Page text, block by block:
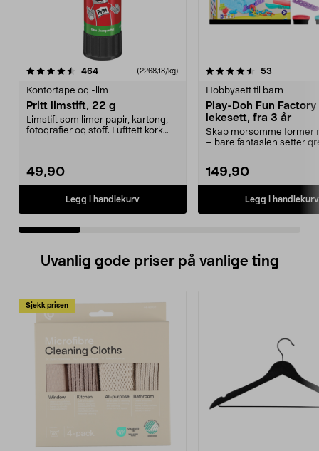
464anmeldelser(2268,18/kg)
Kontortape og -lim
Pritt limstift, 22 g
Limstift som limer papir, kartong,
fotografier og stoff. Lufttett kork
49,90
Legg i handlekurv
4.5 av 5 stjerner 53
Hobbysett til barn
Play-Doh Fun
lekesett, fra 3 år
Skap morsomme former
– bare fantasien setter
149,90
Legg i handlekurv
4.5 av 5 stjerner
Uvanlig gode priser på vanlige ting
Sjekk prisen